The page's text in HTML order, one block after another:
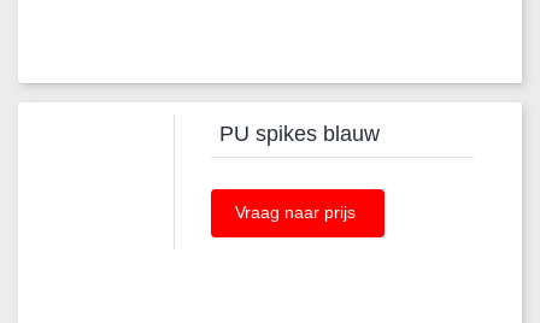
PU spikes blauw
Vraag naar prijs